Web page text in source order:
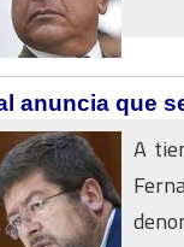
anuncia que
A